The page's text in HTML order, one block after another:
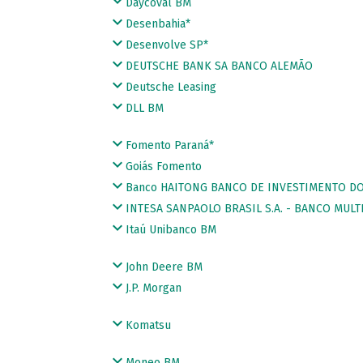
Daycoval BM
Desenbahia*
Desenvolve SP*
DEUTSCHE BANK SA BANCO ALEMÃO
Deutsche Leasing
DLL BM
Fomento Paraná*
Goiás Fomento
Banco HAITONG BANCO DE INVESTIMENTO
INTESA SANPAOLO BRASIL S.A. - BANCO
Itaú Unibanco BM
John Deere BM
J.P. Morgan
Komatsu